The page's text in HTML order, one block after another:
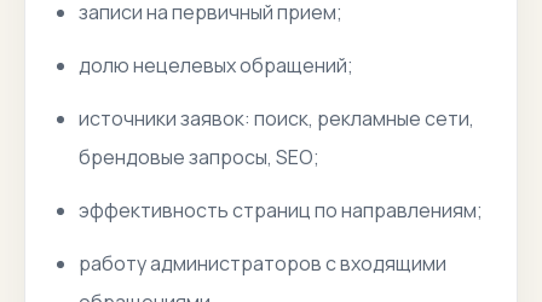
записи на первичный прием;
долю нецелевых обращений;
источники заявок: поиск, рекламные сети,
брендовые запросы, SEO;
эффективность страниц по направлениям;
работу администраторов с входящими